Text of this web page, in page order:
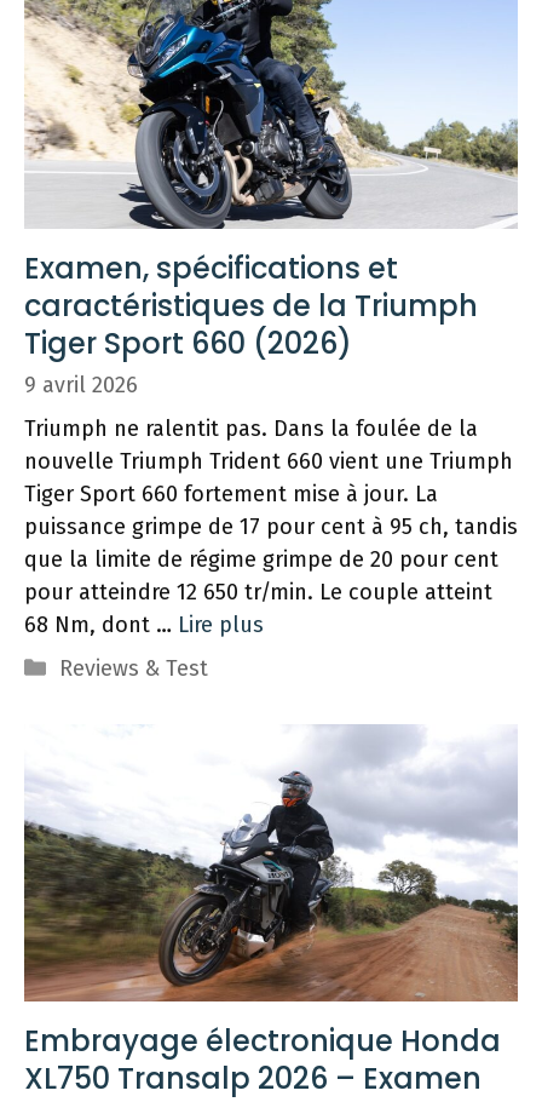
Examen, spécifications et
caractéristiques de la Triumph
Tiger Sport 660 (2026)
9 avril 2026
Triumph ne ralentit pas. Dans la foulée de la
nouvelle Triumph Trident 660 vient une Triumph
Tiger Sport 660 fortement mise à jour. La
puissance grimpe de 17 pour cent à 95 ch, tandis
que la limite de régime grimpe de 20 pour cent
pour atteindre 12 650 tr/min. Le couple atteint
68 Nm, dont … Lire plus
Catégories
Reviews & Test
Embrayage électronique Honda
XL750 Transalp 2026 – Examen